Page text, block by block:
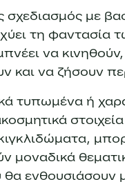
σχεδιασμός με
τη φαντασία
να
και να ζήσουν
τυπωμένα ή
μοναδικά
θα ενθουσιάσουν